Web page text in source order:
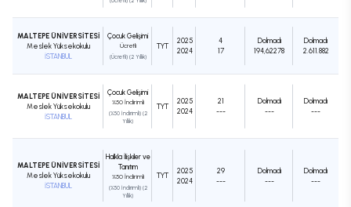
MALTEPE ÜNİVERSİTESİ
Meslek Yüksekokulu
İSTANBUL
Çocuk Gelişimi
Ücretli
(Ücretli) (2 Yıllık)
TYT
2025
2024
4
17
Dolmadı
194,62278
Dolmadı
2.611.882
MALTEPE ÜNİVERSİTESİ
Meslek Yüksekokulu
İSTANBUL
Çocuk Gelişimi
%50 İndirimli
(%50 İndirimli) (2
Yıllık)
TYT
2025
2024
21
---
Dolmadı
---
Dolmadı
---
MALTEPE ÜNİVERSİTESİ
Meslek Yüksekokulu
İSTANBUL
Halkla İlişkiler ve
Tanıtım
%50 İndirimli
(%50 İndirimli) (2
Yıllık)
TYT
2025
2024
29
---
Dolmadı
---
Dolmadı
---